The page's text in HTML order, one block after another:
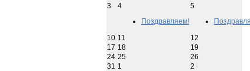
3
4
Поздравляем!
5
10 11
12
17 18
19
24 25
26
31 1 2